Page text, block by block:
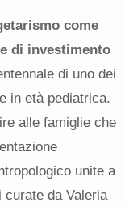
come
di investimento
di uno dei
in età pediatrica.
alle famiglie che
unite a
da Valeria